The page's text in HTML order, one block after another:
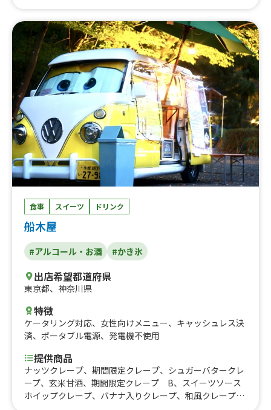
ケ、特製レモンサワー、サッポロ生ビール、定番チョコバ
ナナクレープ、期間限定イチゴクレープ、豚汁、自家製チ
ャーシュー丼、ソース焼そば、揚げたこ焼き６個入り、か
ら揚げ丼～和風マヨネーズ仕立て～、特上天丼、カツカレ
ー、カレー、山盛りかき氷、飛騨牛コロッケサンド、カツ
サンド、厚焼卵サンド
食事 スイーツ ドリンク
船木屋
#アルコール・お酒 #かき氷
出店希望都道府県
東京都、 神奈川県
特徴
ケータリング対応、 女性向けメニュー、 キャッシュレス決
済、 ポータブル電源、 発電機不使用
提供商品
ナッツクレープ、期間限定クレープ、シュガーバタークレ
ープ、玄米甘酒、期間限定クレープ B、スイーツソース
ホイップクレープ、バナナ入りクレープ、和風クレープ、